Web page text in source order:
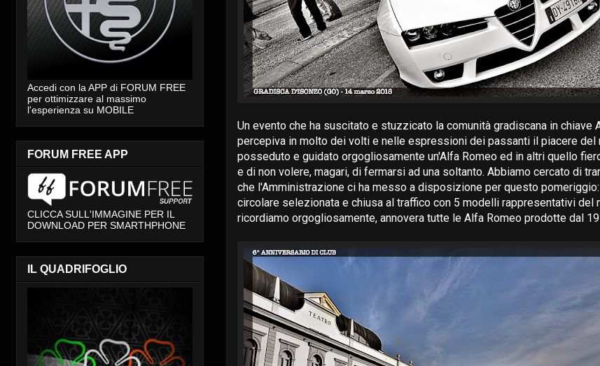
Un evento che ha suscitato e stuzzicato la comunità gradiscana in chiave
percepiva in molto dei volti e nelle espressioni dei passanti il piacere del
posseduto e guidato orgogliosamente un'Alfa Romeo ed in altri quello
e di non volere, magari, di fermarsi ad una soltanto. Abbiamo cercato di
che l'Amministrazione ci ha messo a disposizione per questo
circolare selezionata e chiusa al traffico con 5 modelli rappresentativi del
ricordiamo orgogliosamente, annovera tutte le Alfa Romeo prodotte dal
Accedi con la APP di FORUM FREE
per ottimizzare al massimo
l'esperienza su MOBILE
FORUM FREE APP
CLICCA SULL'IMMAGINE PER IL
DOWNLOAD PER SMARTHPHONE
IL QUADRIFOGLIO